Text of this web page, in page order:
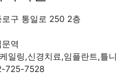
구 통일로 250 2층
역
일링,신경치료,임플란트,틀니
725-7528